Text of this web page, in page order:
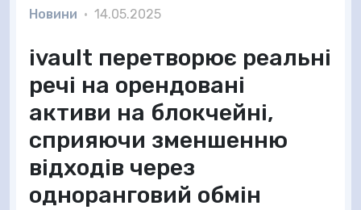
Новини • 14.05.2025
ivault перетворює реальні
речі на орендовані
активи на блокчейні,
сприяючи зменшенню
відходів через
одноранговий обмін